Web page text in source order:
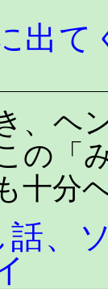
出て
、ヘ
の「
十分
話、